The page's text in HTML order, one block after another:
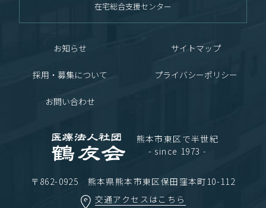
熊本市東区で半世紀
- since 1973 -
〒862-0925 熊本県熊本市東区保田窪本町10-112
交通アクセスはこちら
在宅総合支援センター
お知らせ サイトマップ
採用・募集について プライバシーポリシー
お問い合わせ